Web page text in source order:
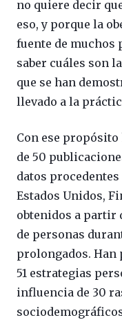
no quiere decir
eso, y porque la
fuente de muchos
saber cuáles son
que se han
llevado a la
Con ese
de 50
datos
Estados Unidos,
obtenidos a partir
de personas
prolongados. Han
51 estrategias
influencia de 30